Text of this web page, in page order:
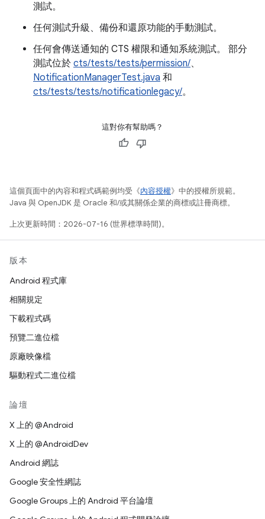
測試。
任何測試升級、備份和還原功能的手動測試。
任何會傳送通知的 CTS 權限和通知系統測試。 部分
測試位於 cts/tests/tests/permission/、
NotificationManagerTest.java 和
cts/tests/tests/notificationlegacy/。
這對你有幫助嗎？
這個頁面中的內容和程式碼範例均受《內容授權》中的授權所規範。
Java 與 OpenJDK 是 Oracle 和/或其關係企業的商標或註冊商標。
上次更新時間：2026-07-16 (世界標準時間)。
版本
Android 程式庫
相關規定
下載程式碼
預覽二進位檔
原廠映像檔
驅動程式二進位檔
論壇
X 上的 @Android
X 上的 @AndroidDev
Android 網誌
Google 安全性網誌
Google Groups 上的 Android 平台論壇